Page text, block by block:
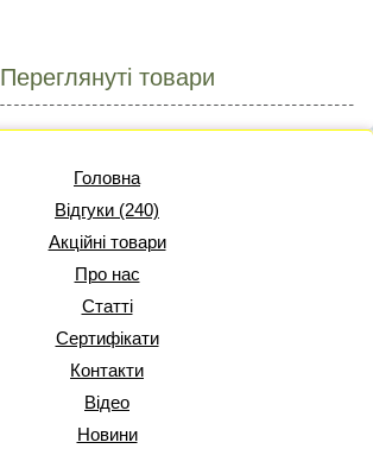
Переглянуті товари
Головна
Відгуки (240)
Акційні товари
Про нас
Статті
Сертифікати
Контакти
Відео
Новини